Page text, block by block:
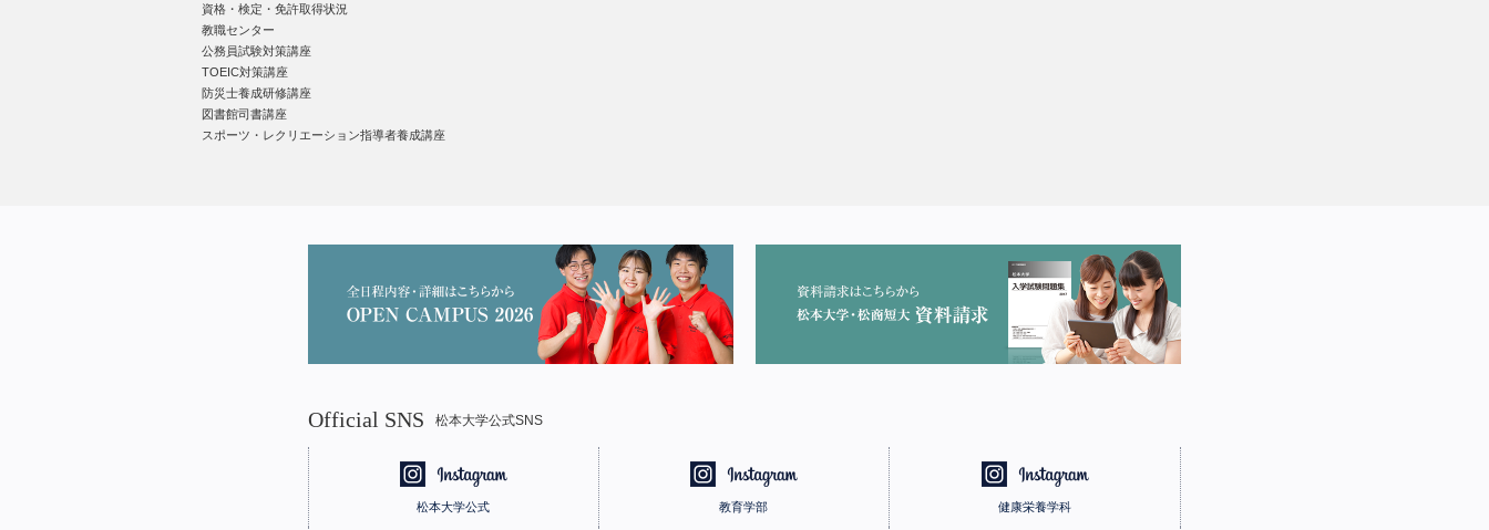
資格・検定・免許取得状況
教職センター
公務員試験対策講座
TOEIC対策講座
防災士養成研修講座
図書館司書講座
スポーツ・レクリエーション指導者養成講座
Official SNS 松本大学公式SNS
松本大学公式 教育学部 健康栄養学科